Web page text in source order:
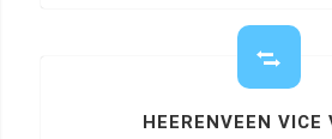
HEERENVEEN VICE